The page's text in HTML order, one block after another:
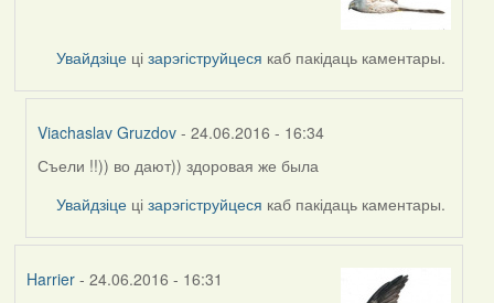
Увайдзіце цізарэгіструйцеся каб пакідаць каментары.
Viachaslav Gruzdov - 24.06.2016 - 16:34
In
reply
by
Съели !!)) во дают)) здоровая же была
Увайдзіце цізарэгіструйцеся каб пакідаць каментары.
Harrier- 24.06.2016 - 16:31